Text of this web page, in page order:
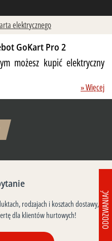
elektrycznego
GoKart Pro 2
możesz kupić elektryczny
» Więcej
rodzajach i kosztach dostawy,
dla klientów hurtowych!
ODDZWANIAĆ